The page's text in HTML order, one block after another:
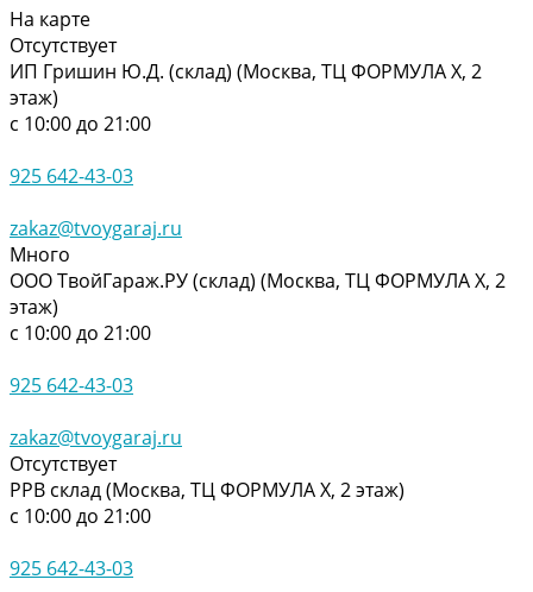
На карте
Отсутствует
ИП Гришин Ю.Д. (склад) (Москва, ТЦ ФОРМУЛА Х, 2
этаж)
с 10:00 до 21:00
925 642-43-03
zakaz@tvoygaraj.ru
Много
ООО ТвойГараж.РУ (склад) (Москва, ТЦ ФОРМУЛА Х, 2
этаж)
с 10:00 до 21:00
925 642-43-03
zakaz@tvoygaraj.ru
Отсутствует
РРВ склад (Москва, ТЦ ФОРМУЛА Х, 2 этаж)
с 10:00 до 21:00
925 642-43-03